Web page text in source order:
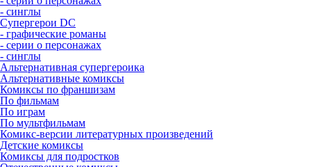
- синглы
Супергерои DC
- графические романы
- серии о персонажах
- синглы
Альтернативная супергероика
Альтернативные комиксы
Комиксы по франшизам
По фильмам
По играм
По мультфильмам
Комикс-версии литературных произведений
Детские комиксы
Комиксы для подростков